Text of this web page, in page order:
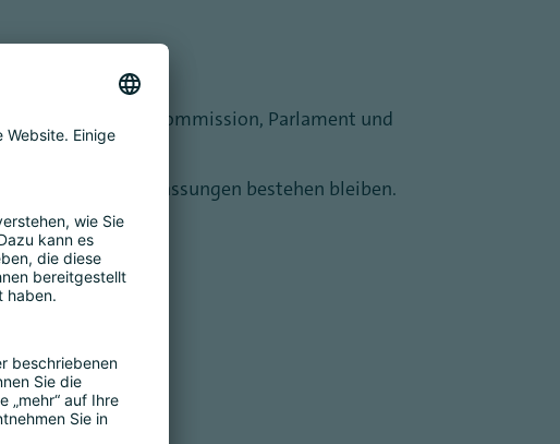
zwischen Kommission, Parlament und
werden könnte.
Umfang Anpassungen bestehen bleiben.